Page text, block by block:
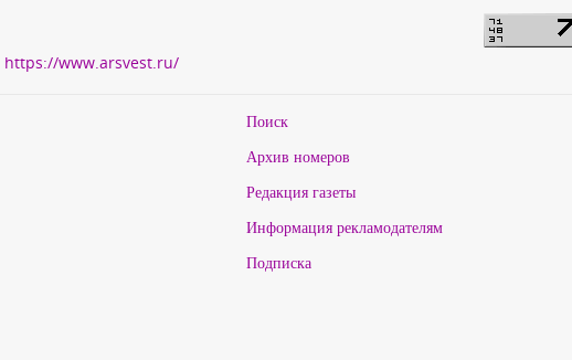
https://www.arsvest.ru/
Поиск
Архив номеров
Редакция газеты
Информация рекламодателям
Подписка